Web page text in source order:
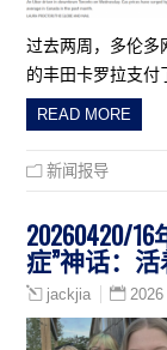
过去两周，多伦多
的丰田卡罗拉支付
READ MORE
新闻报导
20260420/
症”神话：
jackjia